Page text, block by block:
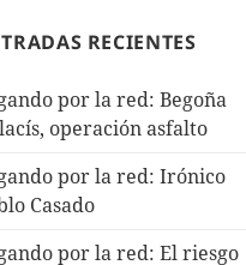
RECIENTES
por la red: Begoña
operación asfalto
por la red: Irónico
Casado
por la red: El riesgo